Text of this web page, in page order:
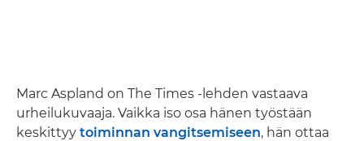
Marc Aspland on The Times -lehden vastaava
urheilukuvaaja. Vaikka iso osa hänen työstään
keskittyy toiminnan vangitsemiseen, hän ottaa